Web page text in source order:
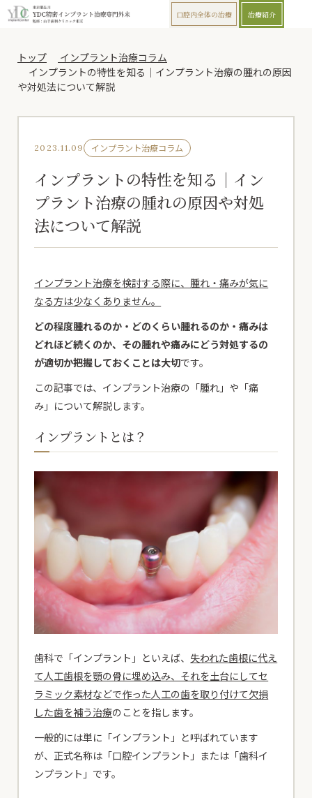
口腔内全体の治療 治療紹介
トップ
インプラント治療コラム
インプラントの特性を知る｜インプラント治療の腫れの原因
や対処法について解説
2023.11.09 インプラント治療コラム
インプラントの特性を知る｜イン
プラント治療の腫れの原因や対処
法について解説
インプラント治療を検討する際に、腫れ・痛みが気に
なる方は少なくありません。
どの程度腫れるのか・どのくらい腫れるのか・痛みは
どれほど続くのか、その腫れや痛みにどう対処するの
が適切か把握しておくことは大切です。
この記事では、インプラント治療の「腫れ」や「痛
み」について解説します。
インプラントとは？
歯科で「インプラント」といえば、 失われた歯根に代え
て人工歯根を顎の骨に埋め込み、それを土台にしてセ
ラミック素材などで作った人工の歯を取り付けて欠損
した歯を補う治療のことを指します。
一般的には単に「インプラント」と呼ばれています
が、正式名称は「口腔インプラント」または「歯科イ
ンプラント」です。